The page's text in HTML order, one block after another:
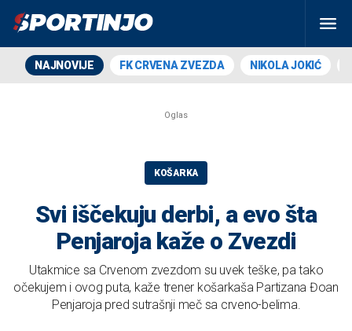
NAJNOVIJE FK CRVENA ZVEZDA NIKOLA JOKIĆ
KOŠARKA
Svi iščekuju derbi, a evo šta
Penjaroja kaže o Zvezdi
Utakmice sa Crvenom zvezdom su uvek teške, pa tako
očekujem i ovog puta, kaže trener košarkaša Partizana Đoan
Penjaroja pred sutrašnji meč sa crveno-belima.